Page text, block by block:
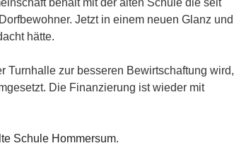
behält mit der alten Schule die seit
Jetzt in einem neuen Glanz und
hätte.
Turnhalle zur besseren Bewirtschaftung wird,
Die Finanzierung ist wieder mit
Schule Hommersum.